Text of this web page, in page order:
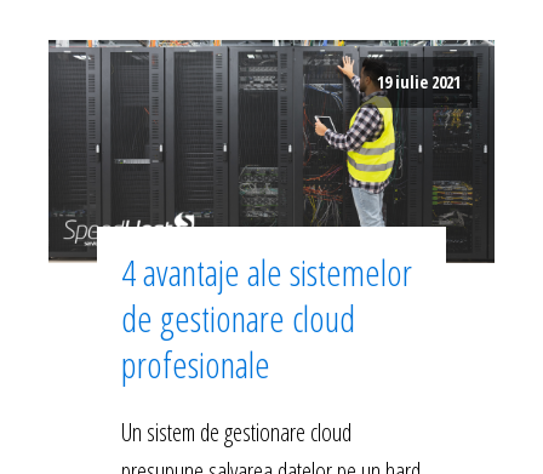
19 iulie 2021
4 avantaje ale sistemelor
de gestionare cloud
profesionale
Un sistem de gestionare cloud